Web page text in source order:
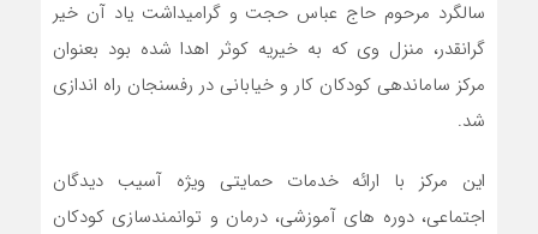
سالگرد مرحوم حاج عباس حجت و گرامیداشت یاد آن خیر
گرانقدر، منزل وی که به خیریه کوثر اهدا شده بود بعنوان
مرکز ساماندهی کودکان کار و خیابانی در رفسنجان راه اندازی
شد.
این مرکز با ارائه خدمات حمایتی ویژه آسیب دیدگان
اجتماعی، دوره های آموزشی، درمان و توانمندسازی کودکان